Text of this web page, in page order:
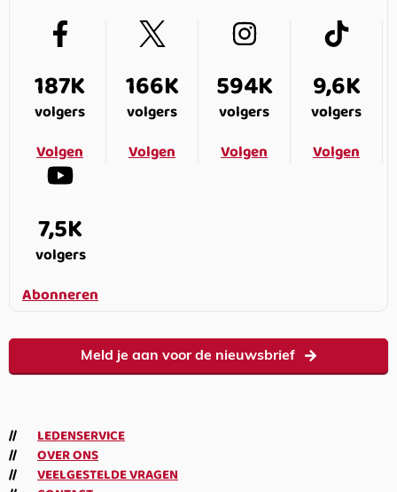
187K
volgers
Volgen
166K
volgers
Volgen
594K
volgers
Volgen
9,6K
volgers
Volgen
7,5K
volgers
Abonneren
Meld je aan voor de nieuwsbrief
LEDENSERVICE
OVER ONS
VEELGESTELDE VRAGEN